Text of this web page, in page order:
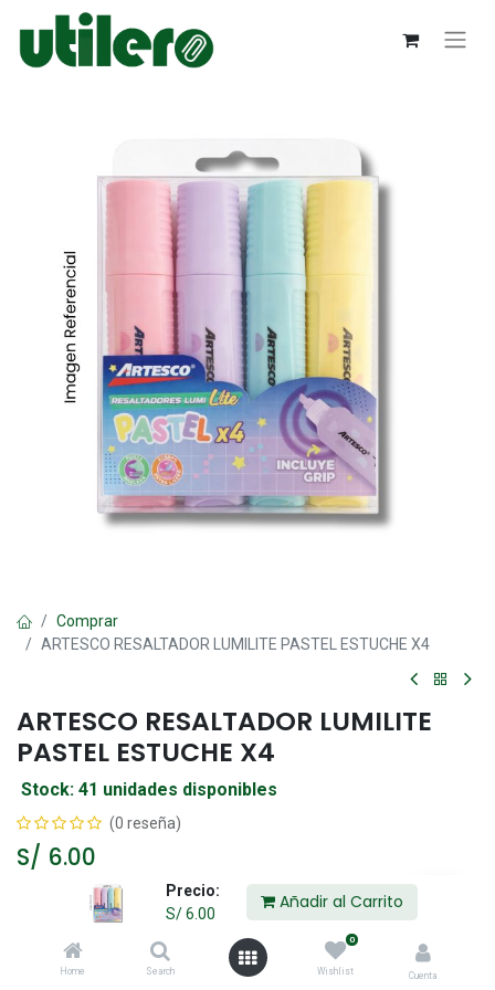
Precio:
S/6.00
Añadir al Carrito
Home Search
0
Wishlist Cuenta
Comprar
ARTESCO RESALTADOR LUMILITE PASTEL ESTUCHE X4
ARTESCO RESALTADOR LUMILITE
PASTEL ESTUCHE X4
Stock: 41 unidades disponibles
(0 reseña)
S/ 6.00
Añadir al Carrito
Agregar a la lista de deseos